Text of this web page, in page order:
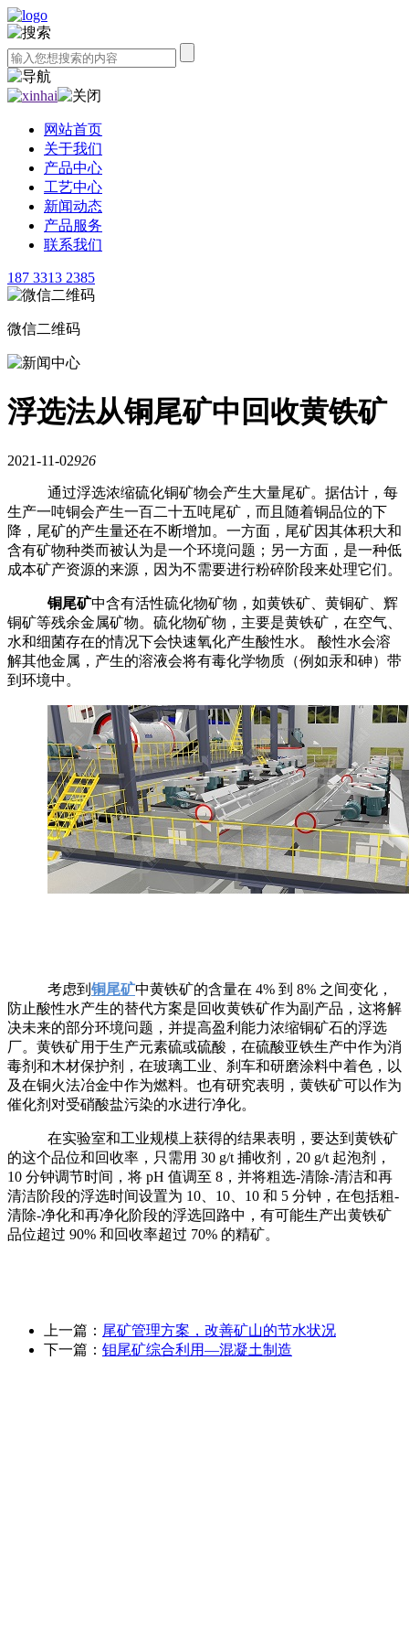
网站首页
关于我们
产品中心
工艺中心
新闻动态
产品服务
联系我们
187 3313 2385
微信二维码
浮选法从铜尾矿中回收黄铁矿
2021-11-02926
通过浮选浓缩硫化铜矿物会产生大量尾矿。据估计，每
生产一吨铜会产生一百二十五吨尾矿，而且随着铜品位的下
降，尾矿的产生量还在不断增加。一方面，尾矿因其体积大和
含有矿物种类而被认为是一个环境问题；另一方面，是一种低
成本矿产资源的来源，因为不需要进行粉碎阶段来处理它们。
铜尾矿中含有活性硫化物矿物，如黄铁矿、黄铜矿、辉
铜矿等残余金属矿物。硫化物矿物，主要是黄铁矿，在空气、
水和细菌存在的情况下会快速氧化产生酸性水。 酸性水会溶
解其他金属，产生的溶液会将有毒化学物质（例如汞和砷）带
到环境中。
考虑到 铜尾矿中黄铁矿的含量在 4% 到 8% 之间变化，
防止酸性水产生的替代方案是回收黄铁矿作为副产品，这将解
决未来的部分环境问题，并提高盈利能力浓缩铜矿石的浮选
厂。黄铁矿用于生产元素硫或硫酸，在硫酸亚铁生产中作为消
毒剂和木材保护剂，在玻璃工业、刹车和研磨涂料中着色，以
及在铜火法冶金中作为燃料。也有研究表明，黄铁矿可以作为
催化剂对受硝酸盐污染的水进行净化。
在实验室和工业规模上获得的结果表明，要达到黄铁矿
的这个品位和回收率，只需用 30 g/t 捕收剂，20 g/t 起泡剂，
10 分钟调节时间，将 pH 值调至 8，并将粗选-清除-清洁和再
清洁阶段的浮选时间设置为 10、10、10 和 5 分钟，在包括粗-
清除-净化和再净化阶段的浮选回路中，有可能生产出黄铁矿
品位超过 90% 和回收率超过 70% 的精矿。
上一篇： 尾矿管理方案，改善矿山的节水状况
下一篇： 钼尾矿综合利用—混凝土制造